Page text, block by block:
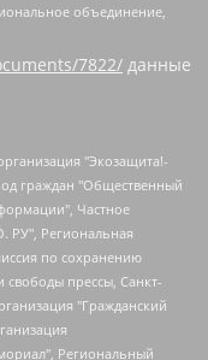
объединение,
7822/ данные
по содействию защите прав призывников, альтернативнослужащих и военнослужащих "Правозащитная группа "Гражданин.Армия.Право", Хисамова Регина Фаритовна, Автономная некоммерческая организация по реализации социально-правовых программ "Лилит", Дальневосточное общественное движение "Маяк", Санкт-Петербургская ЛГБТ-инициативная группа "Выход", Инициативная группа ЛГБТ+ "Реверс", Алексеев Андрей Викторович, Бекбулатова Таисия Львовна, Беляев Иван Михайлович, Владыкина Елена Сергеевна, Гельман Марат Александрович, Никульшина Вероника Юрьевна, Толоконникова Надежда Андреевна, Шендерович Виктор Анатольевич, Общество с ограниченной ответственностью "Данное сообщение", Общество с ограниченной ответственностью Издательский дом "Новая глава", Айнбиндер Александра Александровна, Московский комьюнити-центр для ЛГБТ+инициатив, Благотворительный фонд развития филантропии, Deutsche Welle (Германия, Kurt-Schumacher-Strasse 3, 53113 Bonn), Борзунова Мария Михайловна, Воробьев Виктор Викторович, Голубева Анна Львовна, Константинова Алла Михайловна, Малкова Ирина Владимировна, Мурадов Мурад Абдулгалимович, Осетинская Елизавета Николаевна, Понасенков Евгений Николаевич, Ганапольский Матвей Юрьевич, Киселев Евгений Алексеевич, Борухович Ирина Григорьевна, Дремин Иван Тимофеевич, Дубровский Дмитрий Викторович, Красноярская региональная общественная организация поддержки и развития альтернативных образовательных технологий и межкультурных коммуникаций "ИНТЕРРА", Маяковская Екатерина Алексеевна, Фейгин Марк Захарович, Филимонов Андрей Викторович, Дзугкоева Регина Николаевна, Доброхотов Роман Александрович, Дудь Юрий Александрович, Елкин Сергей Владимирович, Кругликов Кирилл Игоревич, Сабунаева Мария Леонидовна, Семенов Алексей Владимирович, Шаинян Карен Багратович, Шульман Екатерина Михайловна, Асафьев Артур Валерьевич, Вахштайн Виктор Семенович, Венедиктов Алексей Алексеевич, Лушникова Екатерина Евгеньевна, Волков Леонид Михайлович, Невзоров Александр Глебович, Пархоменко Сергей Борисович, Сироткин Ярослав Николаевич, Кара-Мурза Владимир Владимирович, Баранова Наталья Владимировна, Гозман Леонид Яковлевич, Кагарлицкий Борис Юльевич, Климарев Михаил Валерьевич, Милов Владимир Станиславович, Автономная некоммерческая организация Краснодарский центр современного искусства "Типография", Моргенштерн Алишер Тагирович, Соболь Любовь Эдуардовна, Общество с ограниченной ответственностью "ЛИЗА НОРМ", Каспаров Гарри Кимович, Ходорковский Михаил Борисович, Общество с ограниченной ответственностью "Апрельские тезисы", Данилович Ирина Брониславовна, Кашин Олег Владимирович, Петров Николай Владимирович, Пивоваров Алексей Владимирович, Соколов Михаил Владимирович, Цветкова Юлия Владимировна, Чичваркин Евгений Александрович, Комитет против пыток/Команда против пыток, Общество с ограниченной ответственностью "Первый научный", Общество с ограниченной ответственностью "Вертолет и ко", Белоцерковская Вероника Борисовна, Кац Максим Евгеньевич, Лазарева Татьяна Юрьевна, Шаведдинов Руслан Табризович, Яшин Илья Валерьевич, Общество с ограниченной ответственностью "Иноагент ААВ", Алешковский Дмитрий Петрович, Альбац Евгения Марковна, Быков Дмитрий Львович, Галямина Юлия Евгеньевна, Лойко Сергей Леонидович, Мартынов Кирилл Константинович, Медведев Сергей Александрович, Крашенинников Федор Геннадиевич, Гордеева Катерина Вл